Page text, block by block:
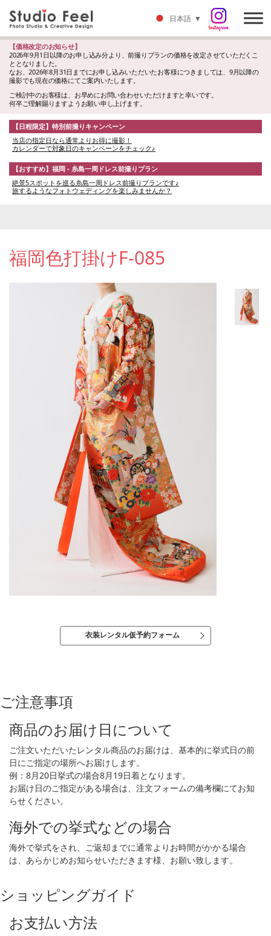
【価格改定のお知らせ】
2026年9月1日以降のお申し込み分より、前撮りプランの価格を改定させていただくこ
ととなりました。
なお、2026年8月31日までにお申し込みいただいたお客様につきましては、9月以降の
撮影でも現在の価格にてご案内いたします。
ご検討中のお客様は、お早めにお問い合わせいただけますと幸いです。
何卒ご理解賜りますようお願い申し上げます。
【日程限定】特別前撮りキャンペーン
当店の指定日なら通常よりお得に撮影！
カレンダーで対象日のキャンペーンをチェック♪
【おすすめ】福岡 - 糸島一周ドレス前撮りプラン
絶景5スポットを巡る糸島一周ドレス前撮りプランです♪
旅するようなフォトウェディングを楽しみませんか？
福岡色打掛けF-085
衣装レンタル仮予約フォーム
ご注意事項
商品のお届け日について
ご注文いただいたレンタル商品のお届けは、基本的に挙式日の前
日にご指定の場所へお届けします。
例：8月20日挙式の場合8月19日着となります。
お届け日のご指定がある場合は、注文フォームの備考欄にてお知
らせください。
海外での挙式などの場合
海外で挙式をされ、ご返却までに通常よりお時間がかかる場合
は、あらかじめお知らせいただきます様、お願い致します。
ショッピングガイド
お支払い方法
日本語 ▼